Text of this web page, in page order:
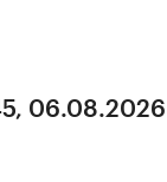
06.08.2026